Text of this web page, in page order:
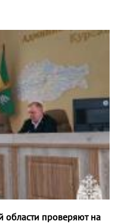
области проверяют на